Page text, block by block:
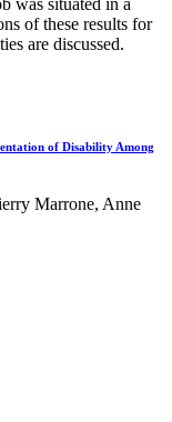
was situated in a
of these results for
are discussed.
of Disability Among
Marrone, Anne